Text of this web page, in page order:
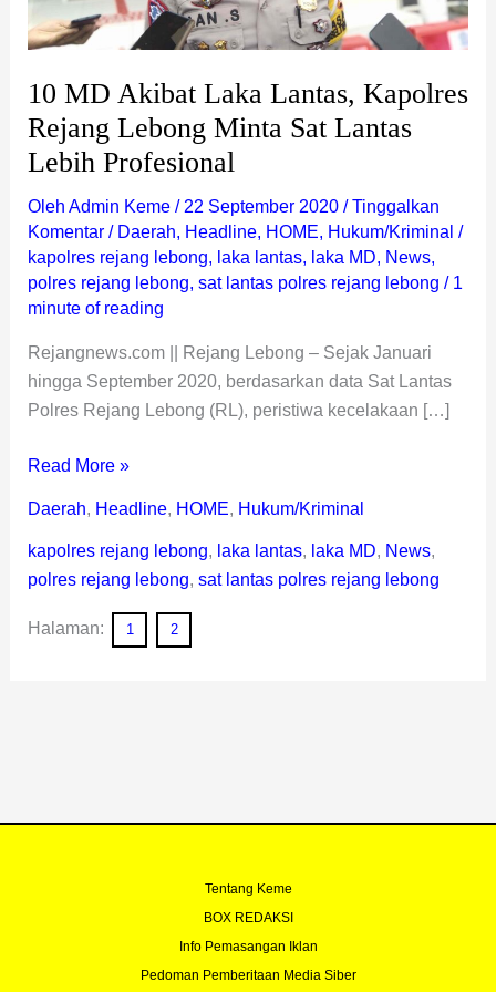
10 MD Akibat Laka Lantas, Kapolres
Rejang Lebong Minta Sat Lantas
Lebih Profesional
Oleh Admin Keme / 22 September 2020 /Tinggalkan
Komentar / Daerah, Headline, HOME, Hukum/Kriminal /
kapolres rejang lebong, laka lantas, laka MD, News,
polres rejang lebong, sat lantas polres rejang lebong / 1
minute of reading
Rejangnews.com || Rejang Lebong – Sejak Januari
hingga September 2020, berdasarkan data Sat Lantas
Polres Rejang Lebong (RL), peristiwa kecelakaan […]
Lantas
Lebih
Read More »
Daerah, Headline, HOME, Hukum/Kriminal
kapolres rejang lebong, laka lantas, laka MD, News,
polres rejang lebong, sat lantas polres rejang lebong
Halaman: 1 2
Tentang Keme
BOX REDAKSI
Info Pemasangan Iklan
Pedoman Pemberitaan Media Siber